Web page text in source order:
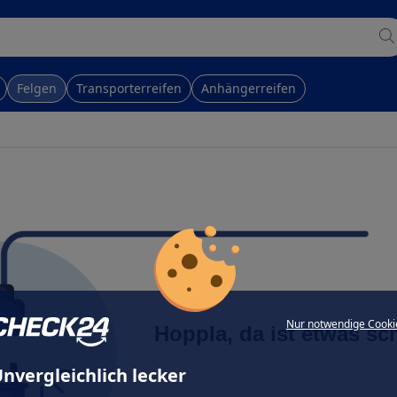
Nur notwendige
lecker
Felgen Transporterreifen Anhängerreifen
Hoppla, da ist etwas